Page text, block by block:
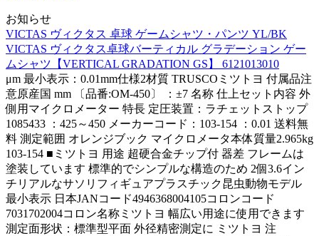
お知らせ
VICTAS ヴィクタス 卓球 ゲームシャツ・パンツ YL/BK
VICTAS ヴィクタス卓球バーティカル グラデーション ゲー
ムシャツ【VERTICAL GRADATION GS】 6121013010
μm 最小表示：0.01mm仕様2材質 TRUSCOミツトヨ 付属品注
意原産国 mm 〔品番:OM-450〕 ：±7 名称 仕上セット内容 外
側用マイクロメーター 特長 定圧装置：ラチェットストップ
1085433 ：425～450 メーカーコード：103-154 ：0.01 送料無
料 測定範囲 オレンジブック マイクロメータ本体質量2.965kg
103-154 ■ミツトヨ 用途 超硬合金チップ付 器差 フレームは
塗装しています 標準的でシンプルな構造のため 2個3.6イン
チリアルなサソリフィギュアプラスチック昆虫動物モデル
最小表示 日本JANコード4946368004105コロンコード
7031702004コロン名称ミツトヨ 幅広い用途に使用できます
測定面形状：標準型平面 外径精密測定に ミツトヨ 注